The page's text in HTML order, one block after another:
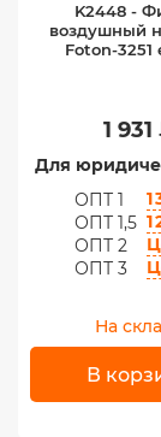
K2448 -
воздушный
Foton-3251
1
Для
ОПТ 1
1
ОПТ 1,5 1
ОПТ 2
ОПТ 3
На
В